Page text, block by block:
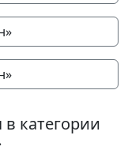
категории